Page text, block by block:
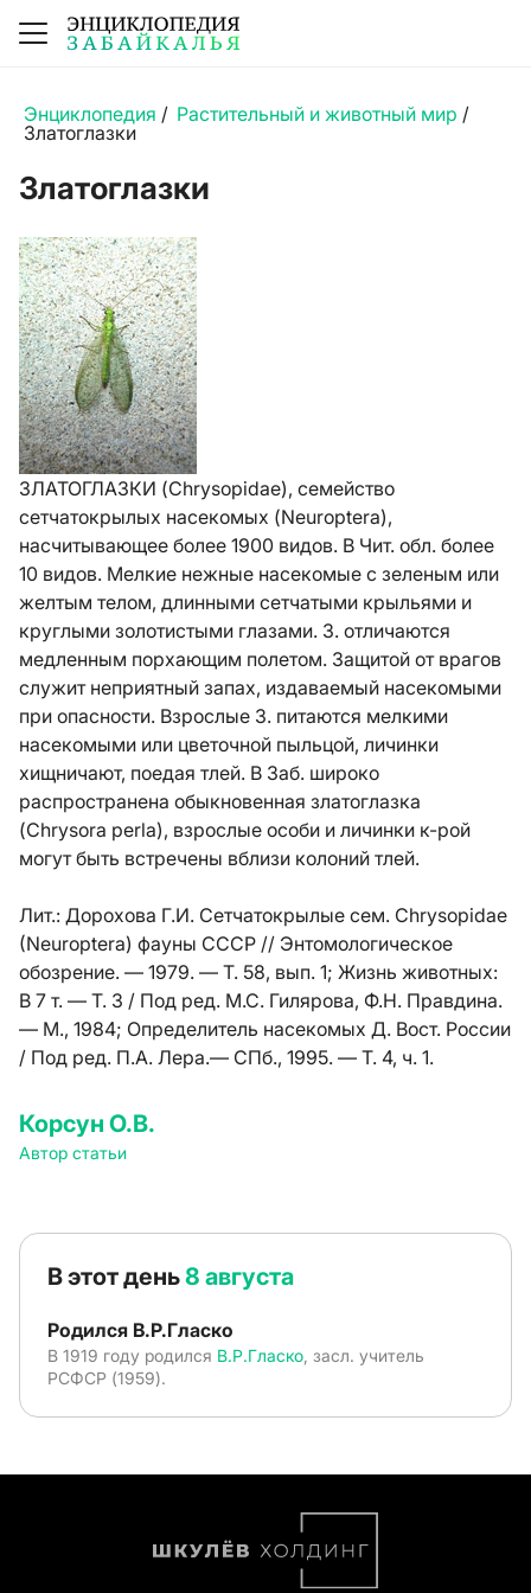
Энциклопедия / Растительный и животный мир /
Златоглазки
Златоглазки
ЗЛАТОГЛАЗКИ (Chrysopidae), семейство
сетчатокрылых насекомых (Neuroptera),
насчитывающее более 1900 видов. В Чит. обл. более
10 видов. Мелкие нежные насекомые с зеленым или
желтым телом, длинными сетчатыми крыльями и
круглыми золотистыми глазами. З. отличаются
медленным порхающим полетом. Защитой от врагов
служит неприятный запах, издаваемый насекомыми
при опасности. Взрослые З. питаются мелкими
насекомыми или цветочной пыльцой, личинки
хищничают, поедая тлей. В Заб. широко
распространена обыкновенная златоглазка
(Chrysora perla), взрослые особи и личинки к-рой
могут быть встречены вблизи колоний тлей.
Лит.: Дорохова Г.И. Сетчатокрылые сем. Chrysopidae
(Neuroptera) фауны СССР // Энтомологическое
обозрение. — 1979. — Т. 58, вып. 1; Жизнь животных:
В 7 т. — Т. 3 / Под ред. М.С. Гилярова, Ф.Н. Правдина.
— М., 1984; Определитель насекомых Д. Вост. России
/ Под ред. П.А. Лера.— СПб., 1995. — Т. 4, ч. 1.
Корсун О.В.
Автор статьи
В этот день8 августа
Родился В.Р.Гласко
В 1919 году родился В.Р.Гласко , засл. учитель
РСФСР (1959).